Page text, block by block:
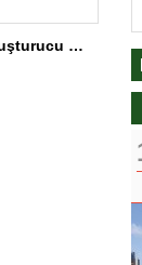
Sorgun’da Uyuşturucu Operasyonu